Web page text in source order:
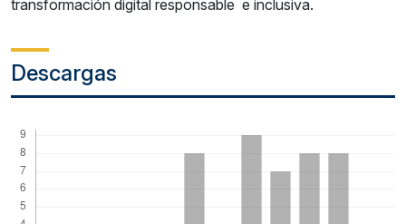
transformación digital responsable e inclusiva.
Descargas